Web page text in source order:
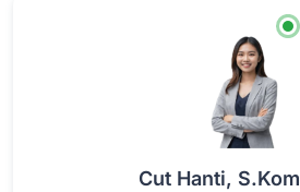
Cut Hanti, S.Kom